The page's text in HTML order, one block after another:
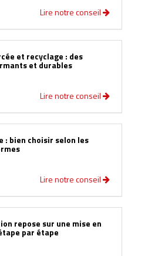
Lire notre conseil
et recyclage : des
et durables
Lire notre conseil
: bien choisir selon les
Lire notre conseil
repose sur une mise en
par étape